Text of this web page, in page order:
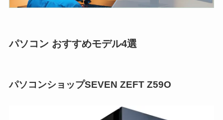
パソコン おすすめモデル4選
パソコンショップSEVEN ZEFT Z59O